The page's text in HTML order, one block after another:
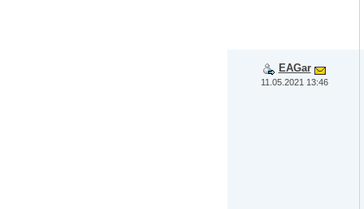
EAGar
11.05.2021 13:46